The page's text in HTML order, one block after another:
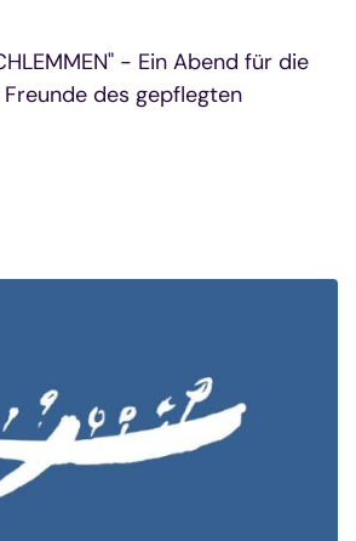
- Ein Abend für die
des gepflegten